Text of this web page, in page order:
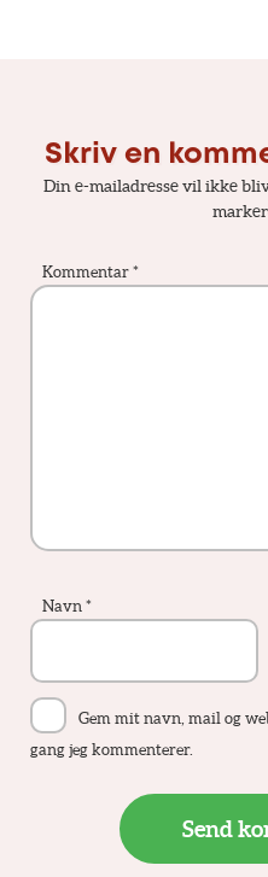
Skriv en
Din e-mailadresse vil ikke
Kommentar *
Navn *
Gem mit navn, mail og
gang jeg kommenterer.